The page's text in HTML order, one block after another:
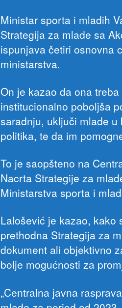
Ministar sporta i mladih
Strategija za mlade sa
ispunjava četiri osnovna
ministarstva.
On je kazao da ona
institucionalno poboljša
saradnju, uključi mlade
politika, te da im
To je saopšteno na
Nacrta Strategije za
Ministarstva sporta i
Lalošević je kazao, kako
prethodna Strategija za
dokument ali objektivno
bolje mogućnosti za
„Centralna javna